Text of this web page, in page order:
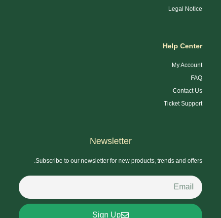
Legal Notice
Help Center
My Account
FAQ
Contact Us
Ticket Support
Newsletter
Subscribe to our newsletter for new products, trends and offers.
Sign Up